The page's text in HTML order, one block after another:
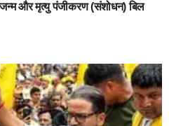
और मृत्यु पंजीकरण (संशोधन) बिल